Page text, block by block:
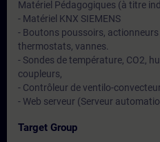
Matériel Pédagogiques (à titre
- Matériel KNX SIEMENS
- Boutons poussoirs,
thermostats, vannes.
- Sondes de température, CO2,
coupleurs,
- Contrôleur de ventilo-
- Web serveur (Serveur
Target Group